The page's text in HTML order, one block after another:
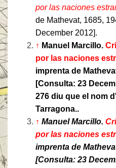
por las naciones
de Mathevat, 1685,
December 2012].
↑ Manuel Marcillo.
por las naciones
imprenta de
[Consulta: 23
276 diu que el nom
Tarragona..
↑ Manuel Marcillo.
por las naciones
imprenta de
[Consulta: 23